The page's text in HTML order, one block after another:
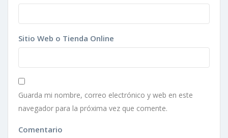
Sitio Web o Tienda Online
Guarda mi nombre, correo electrónico y web en este
navegador para la próxima vez que comente.
Comentario